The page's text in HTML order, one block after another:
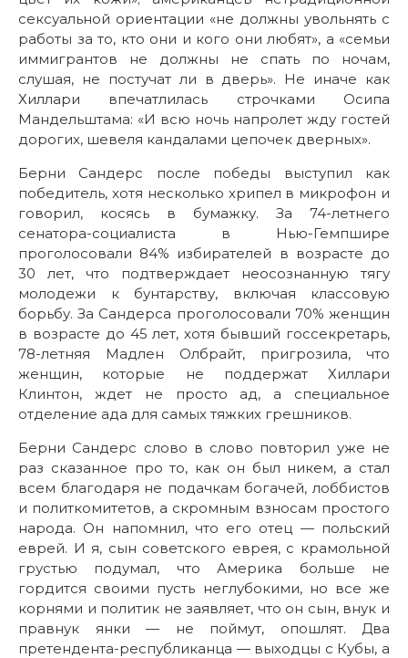
сексуальной ориентации «не должны увольнять с
работы за то, кто они и кого они любят», а «семьи
иммигрантов не должны не спать по ночам,
слушая, не постучат ли в дверь». Не иначе как
Хиллари впечатлилась строчками Осипа
Мандельштама: «И всю ночь напролет жду гостей
дорогих, шевеля кандалами цепочек дверных».
Берни Сандерс после победы выступил как
победитель, хотя несколько хрипел в микрофон и
говорил, косясь в бумажку. За 74-летнего
сенатора-социалиста в Нью-Гемпшире
проголосовали 84% избирателей в возрасте до
30 лет, что подтверждает неосознанную тягу
молодежи к бунтарству, включая классовую
борьбу. За Сандерса проголосовали 70% женщин
в возрасте до 45 лет, хотя бывший госсекретарь,
78-летняя Мадлен Олбрайт, пригрозила, что
женщин, которые не поддержат Хиллари
Клинтон, ждет не просто ад, а специальное
отделение ада для самых тяжких грешников.
Берни Сандерс слово в слово повторил уже не
раз сказанное про то, как он был никем, а стал
всем благодаря не подачкам богачей, лоббистов
и политкомитетов, а скромным взносам простого
народа. Он напомнил, что его отец — польский
еврей. И я, сын советского еврея, с крамольной
грустью подумал, что Америка больше не
гордится своими пусть неглубокими, но все же
корнями и политик не заявляет, что он сын, внук и
правнук янки — не поймут, опошлят. Два
претендента-республиканца — выходцы с Кубы, а